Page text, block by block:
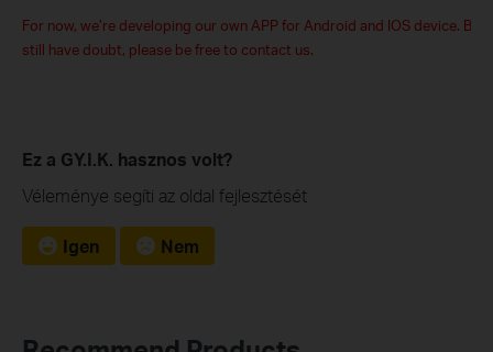
For now, we’re developing our own APP for Android and IOS device.
still have doubt, please be free to contact us.
Ez a GY.I.K. hasznos volt?
Véleménye segíti az oldal fejlesztését
Igen Nem